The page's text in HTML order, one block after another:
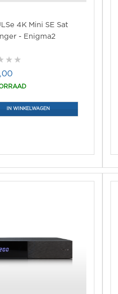
4K Mini SE Sat
- Enigma2
IN WINKELWAGEN